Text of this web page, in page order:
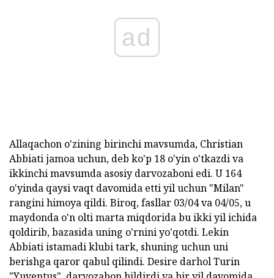
ad
Allaqachon o'zining birinchi mavsumda, Christian
Abbiati jamoa uchun, deb ko'p 18 o'yin o'tkazdi va
ikkinchi mavsumda asosiy darvozaboni edi. U 164
o'yinda qaysi vaqt davomida etti yil uchun "Milan"
rangini himoya qildi. Biroq, fasllar 03/04 va 04/05, u
maydonda o'n olti marta miqdorida bu ikki yil ichida
qoldirib, bazasida uning o'rnini yo'qotdi. Lekin
Abbiati istamadi klubi tark, shuning uchun uni
berishga qaror qabul qilindi. Desire darhol Turin